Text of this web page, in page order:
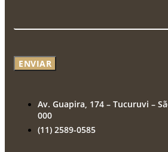
ENVIAR
Av. Guapira, 174 – Tucuruvi –
000
(11) 2589-0585